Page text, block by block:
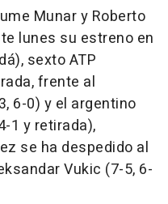
Munar y Roberto
lunes su estreno en
sexto ATP
frente al
6-0) y el argentino
1 y retirada),
se ha despedido al
Vukic (7-5, 6-